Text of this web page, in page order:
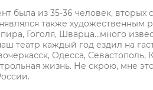
была из 35-36 человек, вторых
также художественным
Гоголя, Шварца…много
театр каждый год ездил на
Одесса, Севастополь,
жизнь. Не скрою, мне